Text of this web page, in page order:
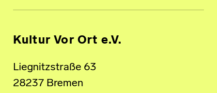
Kultur Vor Ort e.V.
Liegnitzstraße 63
28237 Bremen